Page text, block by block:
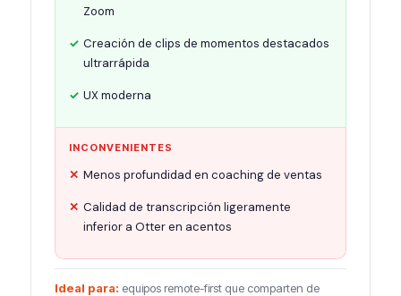
Zoom
Creación de clips de momentos destacados
ultrarrápida
UX moderna
INCONVENIENTES
Menos profundidad en coaching de ventas
Calidad de transcripción ligeramente
inferior a Otter en acentos
Ideal para: equipos remote-first que comparten de